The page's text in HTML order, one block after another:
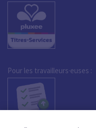
Pour les travailleurs·euses :